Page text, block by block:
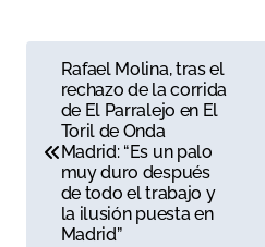
v
Rafael Molina, tras el
rechazo de la corrida
de El Parralejo en El
Toril de Onda
Madrid: “Es un palo
muy duro después
de todo el trabajo y
la ilusión puesta en
Madrid”